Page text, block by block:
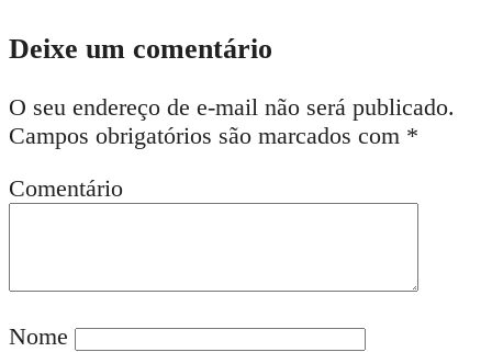
Deixe um comentário
O seu endereço de e-mail não será publicado.
Campos obrigatórios são marcados com *
Comentário
Nome